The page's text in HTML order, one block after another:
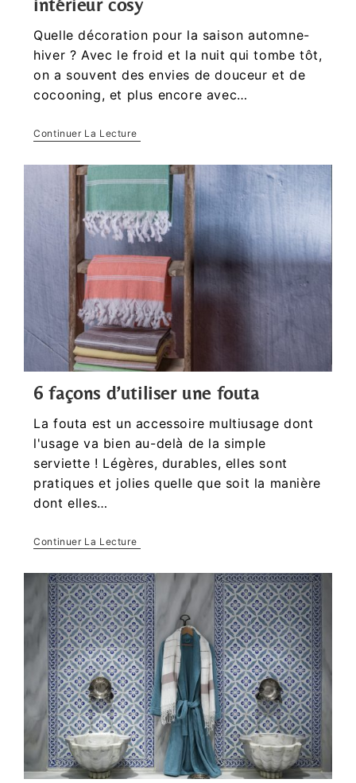
intérieur cosy
Quelle décoration pour la saison automne-
hiver ? Avec le froid et la nuit qui tombe tôt,
on a souvent des envies de douceur et de
cocooning, et plus encore avec…
Continuer La Lecture
6 façons d’utiliser une fouta
La fouta est un accessoire multiusage dont
l'usage va bien au-delà de la simple
serviette ! Légères, durables, elles sont
pratiques et jolies quelle que soit la manière
dont elles…
Continuer La Lecture